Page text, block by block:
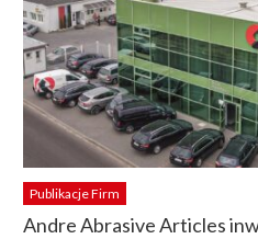
Publikacje Firm
Andre Abrasive Articles